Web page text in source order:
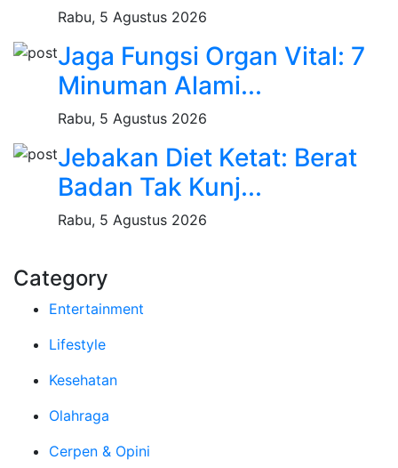
Rabu, 5 Agustus 2026
Jaga Fungsi Organ Vital: 7
Minuman Alami...
Rabu, 5 Agustus 2026
Jebakan Diet Ketat: Berat
Badan Tak Kunj...
Rabu, 5 Agustus 2026
Category
Entertainment
Lifestyle
Kesehatan
Olahraga
Cerpen & Opini